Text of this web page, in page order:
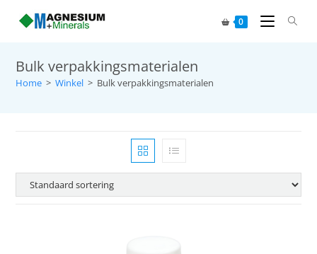
0
Bulk verpakkingsmaterialen
Home > Winkel > Bulk verpakkingsmaterialen